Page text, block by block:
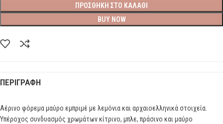
ΠΡΟΣΘΉΚΗ ΣΤΟ ΚΑΛΆΘΙ
BUY NOW
ΠΕΡΙΓΡΑΦΉ
Αέρινο φόρεμα μαύρο εμπριμέ με λεμόνια και αρχαιοελληνικά στοιχεία.
Υπέροχος συνδυασμός χρωμάτων κίτρινο, μπλε, πράσινο και μαύρο